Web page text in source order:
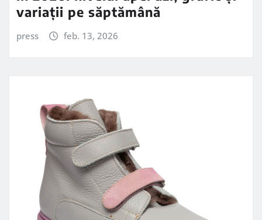
variații pe săptămână
press feb. 13, 2026